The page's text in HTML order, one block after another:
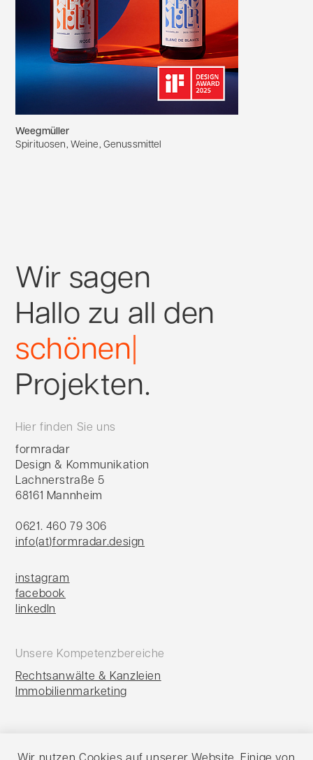
Weegmüller
Spirituosen, Weine, Genussmittel
Wir sagen
Hallo zu all den
aufregenden
|
Projekten.
Hier finden Sie uns
formradar
Design & Kommunikation
Lachnerstraße 5
68161 Mannheim
0621. 460 79 306
info(at)formradar.design
instagram
facebook
linkedIn
Unsere Kompetenzbereiche
Rechtsanwälte & Kanzleien
Immobilienmarketing